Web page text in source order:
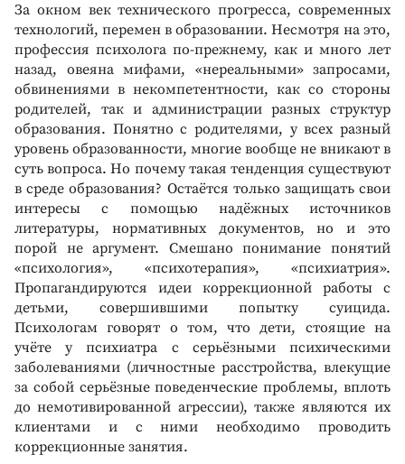
За окном век технического прогресса, современных
технологий, перемен в образовании. Несмотря на это,
профессия психолога по-прежнему, как и много лет
назад, овеяна мифами, «нереальными» запросами,
обвинениями в некомпетентности, как со стороны
родителей, так и администрации разных структур
образования. Понятно с родителями, у всех разный
уровень образованности, многие вообще не вникают в
суть вопроса. Но почему такая тенденция существуют
в среде образования? Остаётся только защищать свои
интересы с помощью надёжных источников
литературы, нормативных документов, но и это
порой не аргумент. Смешано понимание понятий
«психология», «психотерапия», «психиатрия».
Пропагандируются идеи коррекционной работы с
детьми, совершившими попытку суицида.
Психологам говорят о том, что дети, стоящие на
учёте у психиатра с серьёзными психическими
заболеваниями (личностные расстройства, влекущие
за собой серьёзные поведенческие проблемы, вплоть
до немотивированной агрессии), также являются их
клиентами и с ними необходимо проводить
коррекционные занятия.